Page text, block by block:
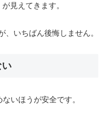
見えてきます。
、いちばん後悔しません。
い
いほうが安全です。